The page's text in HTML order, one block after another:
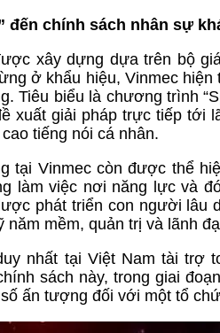
chính sách nhân sự
xây dựng dựa trên bộ
ở khẩu hiệu, Vinmec
Tiêu biểu là chương trình
xuất giải pháp trực tiếp tới
tiếng nói cá nhân.
tại Vinmec còn được thể
làm việc nơi năng lực và
phát triển con người lâu
mềm, quản trị và lãnh
nhất tại Việt Nam tài trợ
sách này, trong giai
ấn tượng đối với một tổ